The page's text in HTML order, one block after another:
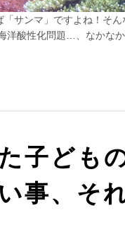
サンマ」ですよね！そ
洋酸性化問題…、なかな
子ども
事、そ